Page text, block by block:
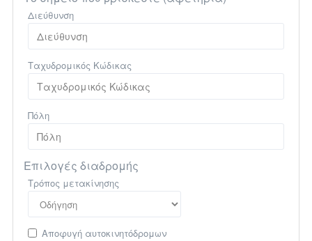
Διεύθυνση
Ταχυδρομικός Κώδικας
Πόλη
Επιλογές διαδρομής
Τρόπος μετακίνησης
Αποφυγή αυτοκινητόδρομων